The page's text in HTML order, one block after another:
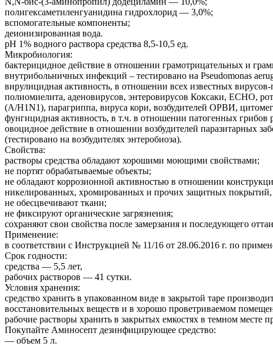
полигексаметиленгуанидина гидрохлорид — 3,0%;
вспомогательные компоненты;
деионизированная вода.
pH 1% водного раствора средства 8,5-10,5 ед.
Микробиология:
бактерицидное действие в отношении грамотрицательных и
внутрибольничных инфекций – тестировано на Pseudomonas
вирулицидная активность, в отношении всех известных
полиомиелита, аденовирусов, энтеровирусов Коксаки, ЕСНО,
(A/H1N1), парагриппа, вируса кори, возбудителей ОРВИ,
фунгицидная активность, в т.ч. в отношении патогенных
овоцидное действие в отношении возбудителей паразитарных
(тестировано на возбудителях энтеробиоза).
Свойства:
растворы средства обладают хорошими моющими свойствами;
не портят обрабатываемые объекты;
не обладают коррозионной активностью в отношении
никелированных, хромированных и прочих защитных покрытий,
не обесцвечивают ткани;
не фиксируют органические загрязнения;
сохраняют свои свойства после замерзания и последующего
Применение:
в соответствии с Инструкцией № 11/16 от 28.06.2016 г. по
Срок годности:
средства — 5,5 лет,
рабочих растворов — 41 сутки.
Условия хранения:
средство хранить в упакованном виде в закрытой таре
восстановительных веществ и в хорошо проветриваемом
рабочие растворы хранить в закрытых емкостях в темном месте
Покупайте Аминосепт дезинфицирующее средство:
— объем 5 л.